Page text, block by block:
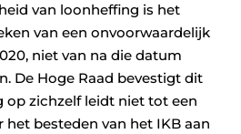
van loonheffing is het
van een onvoorwaardelijk
niet van na die datum
De Hoge Raad bevestigt dit
op zichzelf leidt niet tot een
het besteden van het IKB aan